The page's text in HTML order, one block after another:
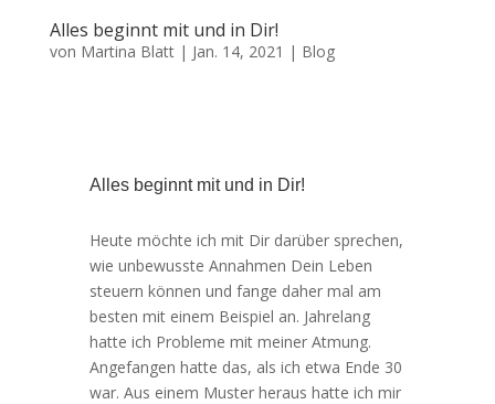
Alles beginnt mit und in Dir!
von Martina Blatt| Jan. 14, 2021 | Blog
Alles beginnt mit und in Dir!
Heute möchte ich mit Dir darüber sprechen,
wie unbewusste Annahmen Dein Leben
steuern können und fange daher mal am
besten mit einem Beispiel an. Jahrelang
hatte ich Probleme mit meiner Atmung.
Angefangen hatte das, als ich etwa Ende 30
war. Aus einem Muster heraus hatte ich mir